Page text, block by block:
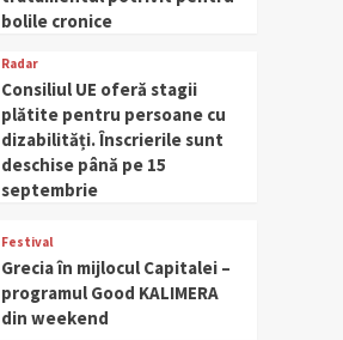
bolile cronice
Radar
Consiliul UE oferă stagii
plătite pentru persoane cu
dizabilități. Înscrierile sunt
deschise până pe 15
septembrie
Festival
Grecia în mijlocul Capitalei –
programul Good KALIMERA
din weekend